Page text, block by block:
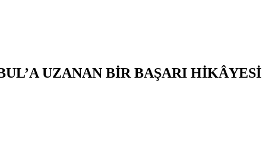
UZANAN BİR BAŞARI HİKÂYESİ